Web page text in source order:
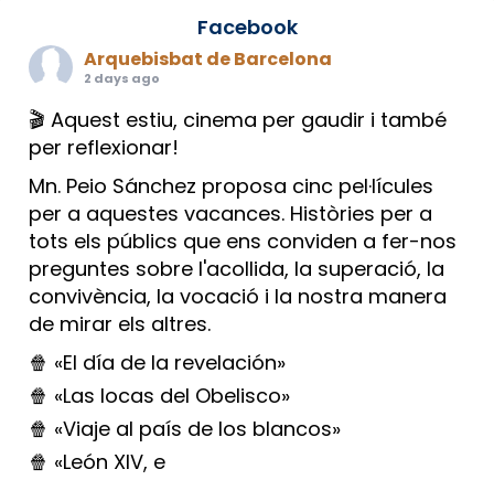
Facebook
Arquebisbat de Barcelona
2 days ago
🎬 Aquest estiu, cinema per gaudir i també
per reflexionar!
Mn. Peio Sánchez proposa cinc pel·lícules
per a aquestes vacances. Històries per a
tots els públics que ens conviden a fer-nos
preguntes sobre l'acollida, la superació, la
convivència, la vocació i la nostra manera
de mirar els altres.
🍿 «El día de la revelación»
🍿 «Las locas del Obelisco»
🍿 «Viaje al país de los blancos»
🍿 «León XIV, e